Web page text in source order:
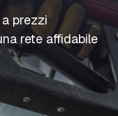
prezzi
rete affidabile